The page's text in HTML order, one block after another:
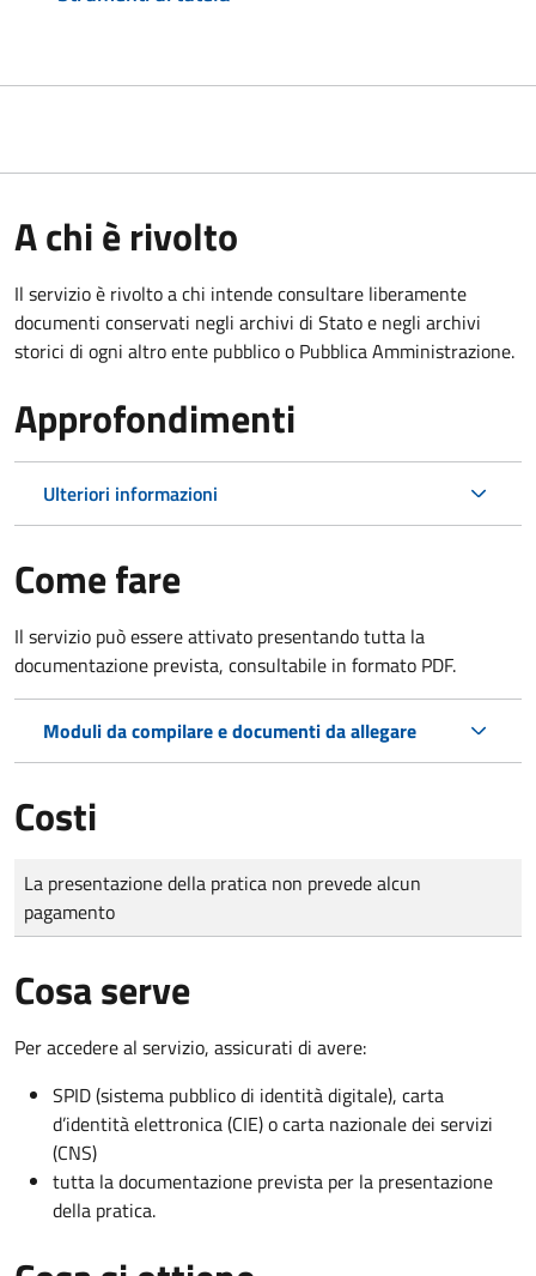
A chi è rivolto
Il servizio è rivolto a chi intende consultare liberamente
documenti conservati negli archivi di Stato e negli archivi
storici di ogni altro ente pubblico o Pubblica Amministrazione.
Approfondimenti
Ulteriori informazioni
Come fare
Il servizio può essere attivato presentando tutta la
documentazione prevista, consultabile in formato PDF.
Moduli da compilare e documenti da allegare
Costi
Tipo di pagamento
Importo
La presentazione della pratica non prevede alcun
pagamento
Cosa serve
Per accedere al servizio, assicurati di avere:
SPID (sistema pubblico di identità digitale), carta
d’identità elettronica (CIE) o carta nazionale dei servizi
(CNS)
tutta la documentazione prevista per la presentazione
della pratica.